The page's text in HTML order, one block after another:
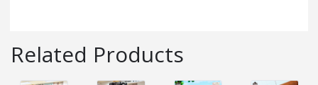
Related Products